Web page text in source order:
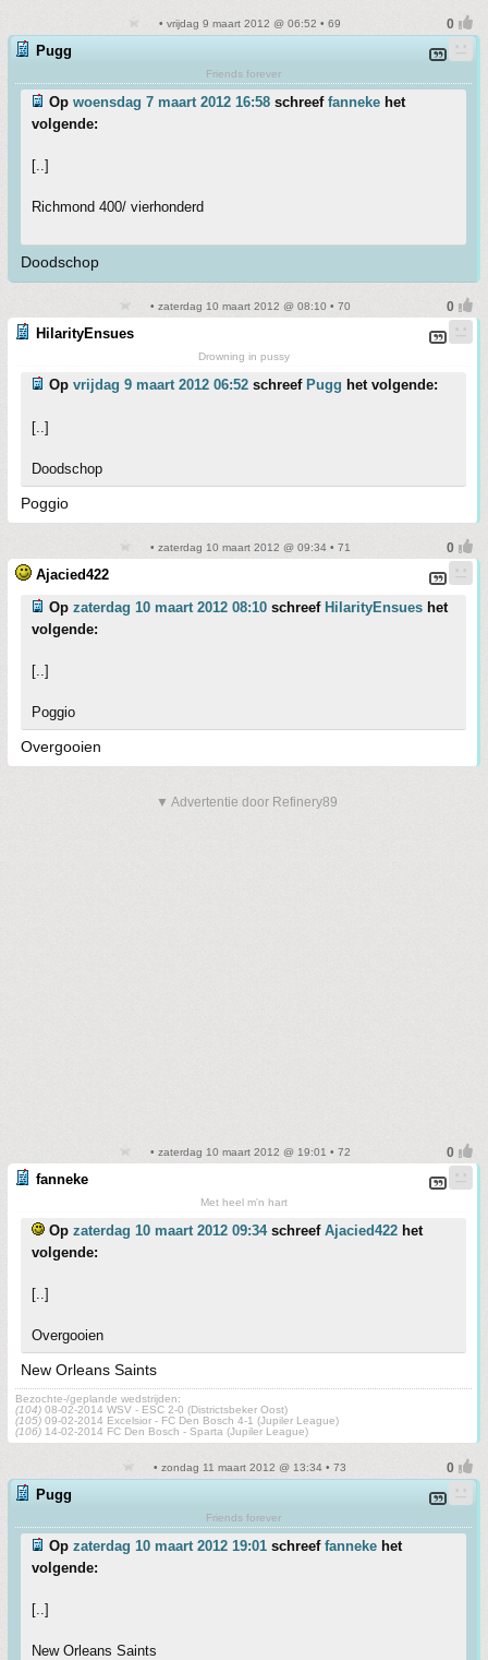
• vrijdag 9 maart 2012 @ 06:52 • 69
Pugg
Friends forever
Op woensdag 7 maart 2012 16:58 schreef fanneke het
volgende:
[..]
Richmond 400/ vierhonderd
Doodschop
• zaterdag 10 maart 2012 @ 08:10 • 70
HilarityEnsues
Drowning in pussy
Op vrijdag 9 maart 2012 06:52 schreef Pugg het volgende:
[..]
Doodschop
Poggio
• zaterdag 10 maart 2012 @ 09:34 • 71
Ajacied422
Op zaterdag 10 maart 2012 08:10 schreef HilarityEnsues het
volgende:
[..]
Poggio
Overgooien
▼ Advertentie door Refinery89
• zaterdag 10 maart 2012 @ 19:01 • 72
fanneke
Met heel m'n hart
Op zaterdag 10 maart 2012 09:34schreef Ajacied422 het
volgende:
[..]
Overgooien
New Orleans Saints
Bezochte-/geplande wedstrijden:
(104) 08-02-2014 WSV - ESC 2-0 (Districtsbeker Oost)
(105) 09-02-2014 Excelsior - FC Den Bosch 4-1 (Jupiler League)
(106) 14-02-2014 FC Den Bosch - Sparta (Jupiler League)
• zondag 11 maart 2012 @ 13:34 • 73
Pugg
Friends forever
Op zaterdag 10 maart 2012 19:01 schreef fanneke het
volgende:
[..]
New Orleans Saints